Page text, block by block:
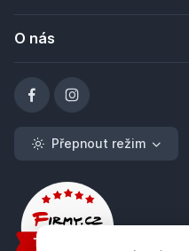
O nás
Přepnout režim